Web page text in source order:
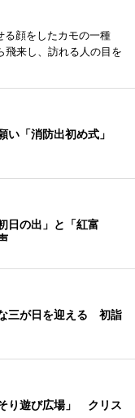
る顔をしたカモの一種
飛来し、訪れる人の目を
い「消防出初め式」
日の出」と「紅富
三が日を迎える 初詣
り遊び広場」 クリス